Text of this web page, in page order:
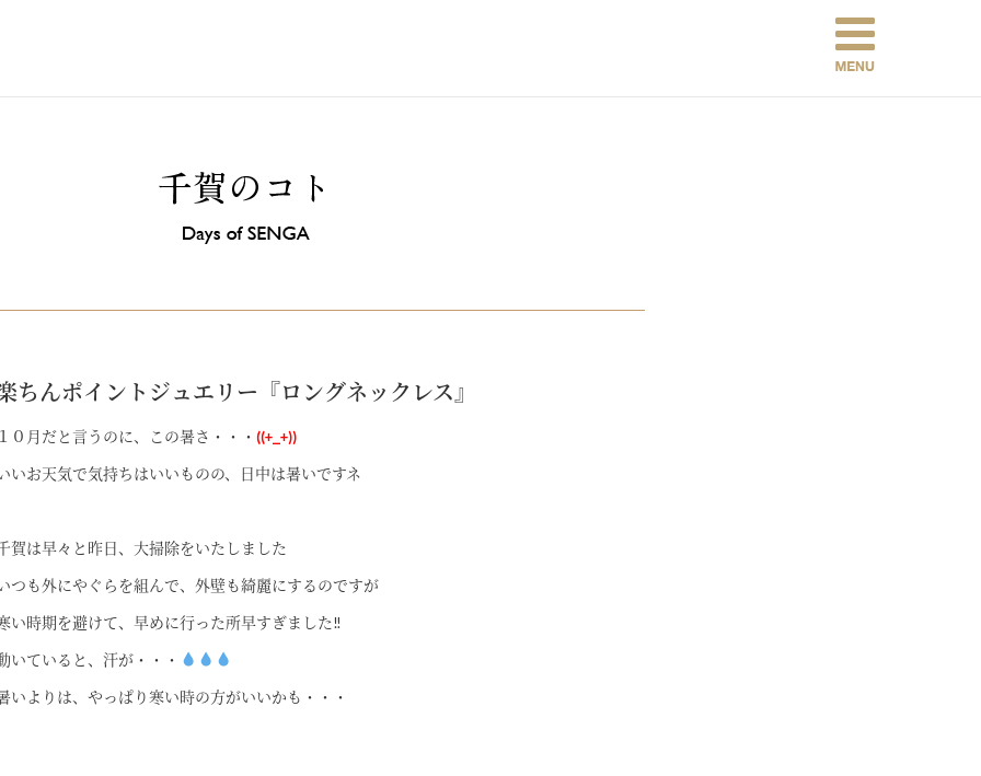
ちんポイントジュエリー『ロングネックレス』
１０月だと言うのに、この暑さ・・・ ((+_+))
いお天気で気持ちはいいものの、日中は暑いですネ
賀は早々と昨日、大掃除をいたしました
つも外にやぐらを組んで、外壁も綺麗にするのですが
い時期を避けて、早めに行った所早すぎました‼
いていると、汗が・・・
いよりは、やっぱり寒い時の方がいいかも・・・